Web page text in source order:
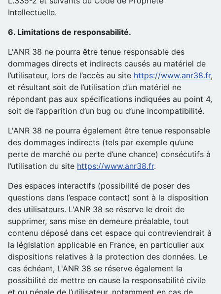
Intellectuelle.
6. Limitations de responsabilité.
L'ANR 38 ne pourra être tenue responsable des
dommages directs et indirects causés au matériel de
l’utilisateur, lors de l’accès au site https://www.anr38.fr,
et résultant soit de l’utilisation d’un matériel ne
répondant pas aux spécifications indiquées au point 4,
soit de l’apparition d’un bug ou d’une incompatibilité.
L'ANR 38 ne pourra également être tenue responsable
des dommages indirects (tels par exemple qu’une
perte de marché ou perte d’une chance) consécutifs à
l’utilisation du site https://www.anr38.fr.
Des espaces interactifs (possibilité de poser des
questions dans l’espace contact) sont à la disposition
des utilisateurs. L'ANR 38 se réserve le droit de
supprimer, sans mise en demeure préalable, tout
contenu déposé dans cet espace qui contreviendrait à
la législation applicable en France, en particulier aux
dispositions relatives à la protection des données. Le
cas échéant, L'ANR 38 se réserve également la
possibilité de mettre en cause la responsabilité civile